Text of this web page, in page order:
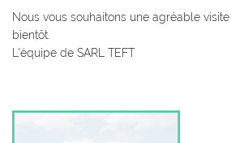
Nous vous souhaitons une agréable
bientôt.
L'équipe de SARL TEFT